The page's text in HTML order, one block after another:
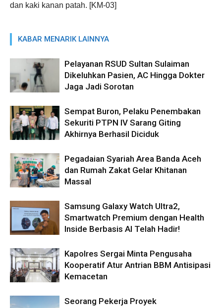
dan kaki kanan patah. [KM-03]
KABAR MENARIK LAINNYA
Pelayanan RSUD Sultan Sulaiman
Dikeluhkan Pasien, AC Hingga Dokter
Jaga Jadi Sorotan
Sempat Buron, Pelaku Penembakan
Sekuriti PTPN IV Sarang Giting
Akhirnya Berhasil Diciduk
Pegadaian Syariah Area Banda Aceh
dan Rumah Zakat Gelar Khitanan
Massal
Samsung Galaxy Watch Ultra2,
Smartwatch Premium dengan Health
Inside Berbasis AI Telah Hadir!
Kapolres Sergai Minta Pengusaha
Kooperatif Atur Antrian BBM Antisipasi
Kemacetan
Seorang Pekerja Proyek